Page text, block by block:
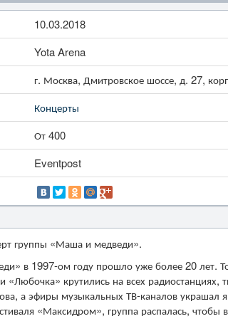
10.03.2018
Yota Arena
г. Москва, Дмитровское шоссе, д. 27,
Концерты
От 400
Eventpost
группы «Маша и медведи».
в 1997-ом году прошло уже более 20 лет.
крутились на всех радиостанциях,
а эфиры музыкальных ТВ-каналов украшал
«Максидром», группа распалась, чтобы